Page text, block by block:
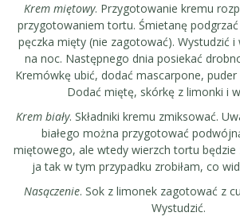
Krem miętowy. Przygotowanie kremu
przygotowaniem tortu. Śmietanę podgrzać
pęczka mięty (nie zagotować). Wystudzić
na noc. Następnego dnia posiekać
Kremówkę ubić, dodać mascarpone,
Dodać miętę, skórkę z limonki i
Krem biały. Składniki kremu zmiksować.
białego można przygotować
miętowego, ale wtedy wierzch tortu będzie
ja tak w tym przypadku zrobiłam, co
Nasączenie. Sok z limonek zagotować z
Wystudzić.